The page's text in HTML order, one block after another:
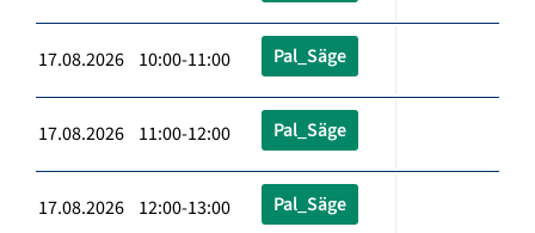
17.08.2026 10:00-11:00 Pal_Säge
17.08.2026 11:00-12:00 Pal_Säge
17.08.2026 12:00-13:00 Pal_Säge